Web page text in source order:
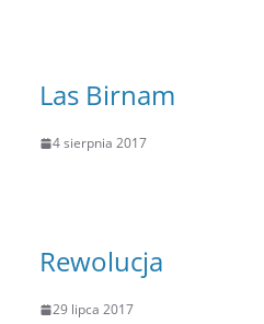
Las Birnam
4 sierpnia 2017
Rewolucja
29 lipca 2017